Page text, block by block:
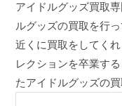
アイドルグッズ買取
ルグッズの買取を行っ
近くに買取をしてく
レクションを卒業す
たアイドルグッズの